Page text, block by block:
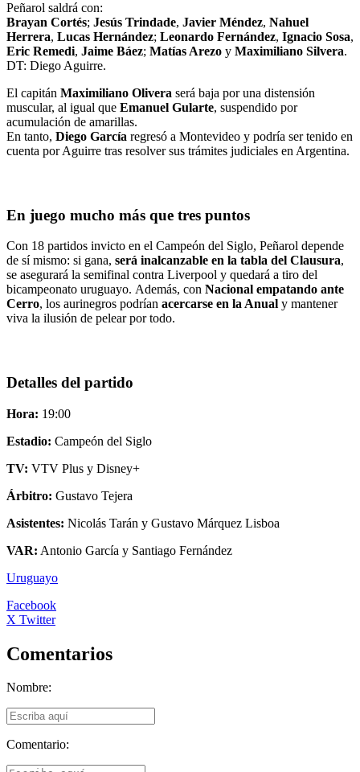
Peñarol saldrá con:
Brayan Cortés; Jesús Trindade, Javier Méndez, Nahuel
Herrera, Lucas Hernández; Leonardo Fernández, Ignacio Sosa,
Eric Remedi, Jaime Báez; Matías Arezo y Maximiliano Silvera.
DT: Diego Aguirre.
El capitán Maximiliano Olivera será baja por una distensión
muscular, al igual que Emanuel Gularte, suspendido por
acumulación de amarillas.
En tanto, Diego García regresó a Montevideo y podría ser tenido en
cuenta por Aguirre tras resolver sus trámites judiciales en Argentina.
En juego mucho más que tres puntos
Con 18 partidos invicto en el Campeón del Siglo, Peñarol depende
de sí mismo: si gana, será inalcanzable en la tabla del Clausura,
se asegurará la semifinal contra Liverpool y quedará a tiro del
bicampeonato uruguayo. Además, con Nacional empatando ante
Cerro, los aurinegros podrían acercarse en la Anual y mantener
viva la ilusión de pelear por todo.
Detalles del partido
Hora: 19:00
Estadio: Campeón del Siglo
TV: VTV Plus y Disney+
Árbitro: Gustavo Tejera
Asistentes: Nicolás Tarán y Gustavo Márquez Lisboa
VAR: Antonio García y Santiago Fernández
Uruguayo
Facebook
X Twitter
Comentarios
Nombre:
Comentario: